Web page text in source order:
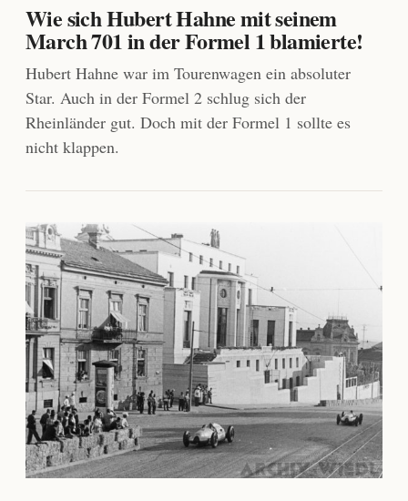
Wie sich Hubert Hahne mit seinem
March 701 in der Formel 1 blamierte!
Hubert Hahne war im Tourenwagen ein absoluter
Star. Auch in der Formel 2 schlug sich der
Rheinländer gut. Doch mit der Formel 1 sollte es
nicht klappen.